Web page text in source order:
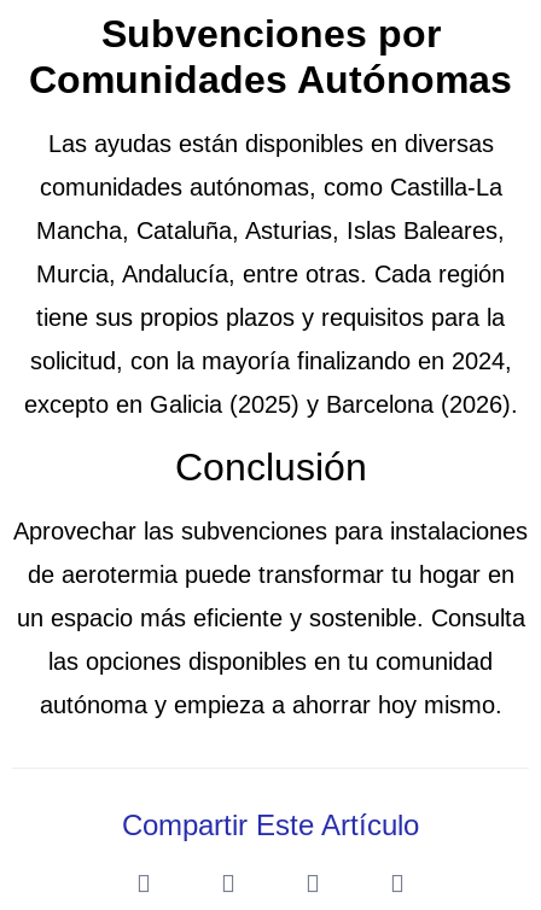
Subvenciones por
Comunidades Autónomas
Las ayudas están disponibles en diversas
comunidades autónomas, como Castilla-La
Mancha, Cataluña, Asturias, Islas Baleares,
Murcia, Andalucía, entre otras. Cada región
tiene sus propios plazos y requisitos para la
solicitud, con la mayoría finalizando en 2024,
excepto en Galicia (2025) y Barcelona (2026).
Conclusión
Aprovechar las subvenciones para instalaciones
de aerotermia puede transformar tu hogar en
un espacio más eficiente y sostenible. Consulta
las opciones disponibles en tu comunidad
autónoma y empieza a ahorrar hoy mismo.
Compartir Este Artículo